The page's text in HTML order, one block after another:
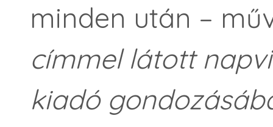
minden után –
címmel látott
kiadó